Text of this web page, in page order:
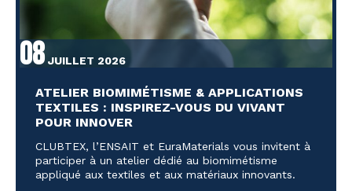
08 JUILLET 2026
ATELIER BIOMIMÉTISME & APPLICATIONS
TEXTILES : INSPIREZ-VOUS DU VIVANT
POUR INNOVER
CLUBTEX, l’ENSAIT et EuraMaterials vous invitent à
participer à un atelier dédié au biomimétisme
appliqué aux textiles et aux matériaux innovants.